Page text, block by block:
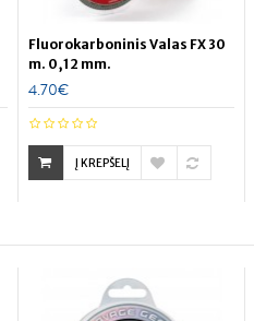
Fluorokarboninis Valas FX 30
m. 0,12 mm.
4.70€
Į KREPŠELĮ